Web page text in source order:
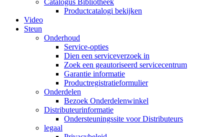
Catalogus Bibliotheek
Productcatalogi bekijken
Video
Steun
Onderhoud
Service-opties
Dien een serviceverzoek in
Zoek een geautoriseerd servicecentrum
Garantie informatie
Productregistratieformulier
Onderdelen
Bezoek Onderdelenwinkel
Distributeurinformatie
Ondersteuningssite voor Distributeurs
legaal